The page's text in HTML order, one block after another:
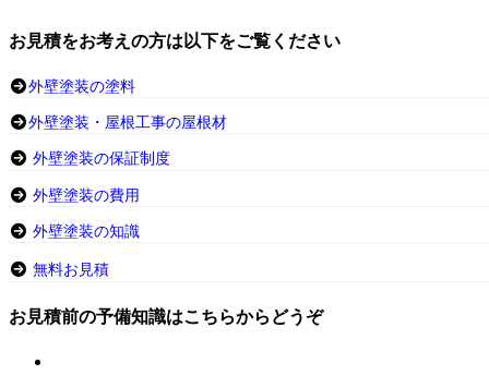
お見積をお考えの方は以下をご覧ください
外壁塗装の塗料
外壁塗装・屋根工事の屋根材
外壁塗装の保証制度
外壁塗装の費用
外壁塗装の知識
無料お見積
お見積前の予備知識はこちらからどうぞ